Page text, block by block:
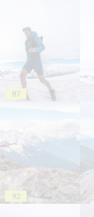
87
92